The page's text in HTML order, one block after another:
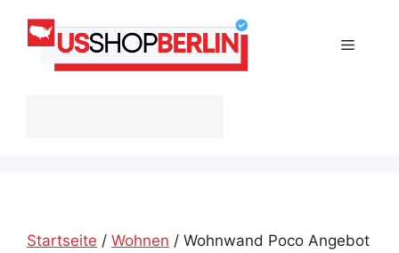
Inhalt
springen
Menü
Startseite / Wohnen / Wohnwand Poco Angebot